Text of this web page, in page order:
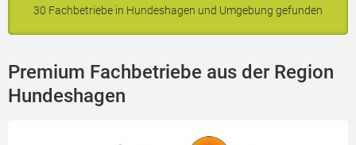
30 Fachbetriebe in Hundeshagen und Umgebung gefunden
Premium Fachbetriebe aus der Region
Hundeshagen